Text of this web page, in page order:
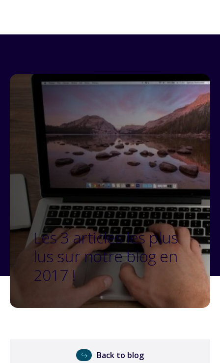
Les 3 articles les plus
lus sur notre blog en
2017 !
Back to blog